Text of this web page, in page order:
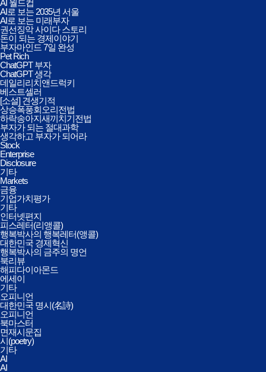
AI 월드컵
AI로 보는 2035년 서울
AI로 보는 미래부자
권선징악 사이다 스토리
돈이 되는 경제이야기
부자마인드 7일 완성
Pet Rich
ChatGPT 부자
ChatGPT 생각
데일리리치앤드럭키
베스트셀러
[소설] 견생기적
상승폭풍회오리전법
하락송아지새끼치기전법
부자가 되는 절대과학
생각하고 부자가 되어라
Stock
Enterprise
Disclosure
기타
Markets
금융
기업가치평가
기타
인터넷편지
피스레터(리앵콜)
행복박사의 행복레터(앵콜)
대한민국 경제혁신
행복박사의 금주의 명언
북리뷰
해피다이아몬드
에세이
기타
오피니언
대한민국 명시(名詩)
오피니언
북마스터
면재시문집
시(poetry)
기타
AI
AI